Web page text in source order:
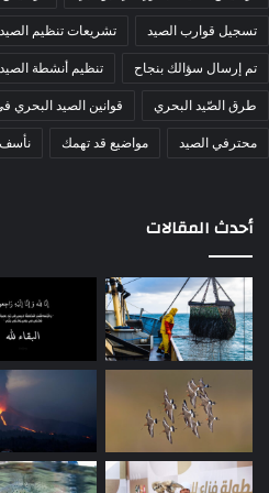
المشروب التقليدي في أوزبكستان
تسافر فين
تسجيل قوارب الصيد تشريعات تنظيم
تم إرسال سؤالك بنجاح تنظيم أنشطة
طرق الصّيد البحري قوانين الصيد البحري
محترفي الصيد مواضيع قد تهمك
أحدث المقالات